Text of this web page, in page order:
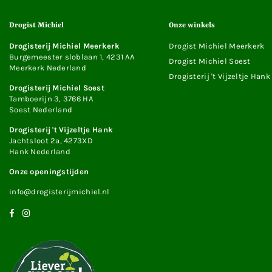
Drogist Michiel
Drogisterij Michiel Meerkerk
Burgemeester sloblaan 1, 4231 AA
Meerkerk Nederland
Drogisterij Michiel Soest
Tamboerijn 3, 3766 HA
Soest Nederland
Drogisterij 't Vijzeltje Hank
Jachtsloot 2a, 4273XD
Hank Nederland
Onze openingstijden
info@drogisterijmichiel.nl
FacebookInstagram
Onze winkels
Drogist Michiel Meerkerk
Drogist Michiel Soest
Drogisterij 't Vijzeltje Hank